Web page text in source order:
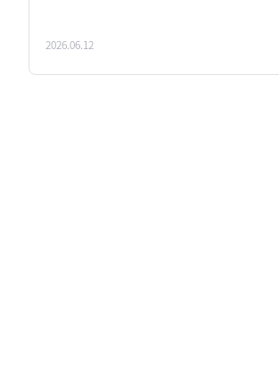
2026.06.12